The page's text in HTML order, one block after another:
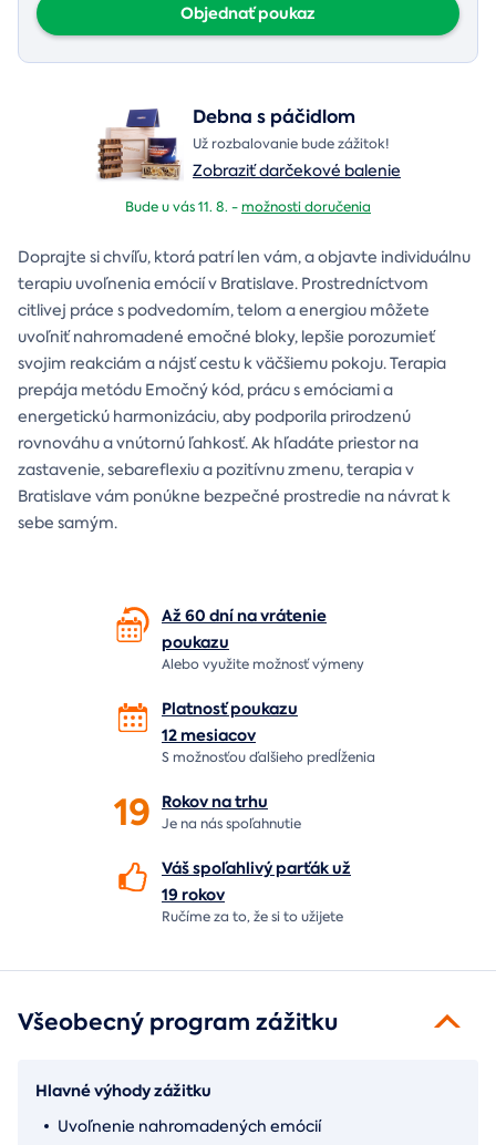
Objednať poukaz
Debna s páčidlom
Už rozbalovanie bude zážitok!
Zobraziť darčekové balenie
Bude u vás 11. 8. -možnosti doručenia
Doprajte si chvíľu, ktorá patrí len vám, a objavte individuálnu
terapiu uvoľnenia emócií v Bratislave. Prostredníctvom
citlivej práce s podvedomím, telom a energiou môžete
uvoľniť nahromadené emočné bloky, lepšie porozumieť
svojim reakciám a nájsť cestu k väčšiemu pokoju. Terapia
prepája metódu Emočný kód, prácu s emóciami a
energetickú harmonizáciu, aby podporila prirodzenú
rovnováhu a vnútornú ľahkosť. Ak hľadáte priestor na
zastavenie, sebareflexiu a pozitívnu zmenu, terapia v
Bratislave vám ponúkne bezpečné prostredie na návrat k
sebe samým.
Až 60 dní na vrátenie
poukazu
Alebo využite možnosť výmeny
Platnosť poukazu
12 mesiacov
S možnosťou ďalšieho predĺženia
19 Rokov natrhu
Je na násspoľahnutie
Váš spoľahlivý parťák už
19 rokov
Ručíme za to,že si to užijete
Všeobecný program zážitku
Hlavné výhody zážitku
Uvoľnenie nahromadených emócií